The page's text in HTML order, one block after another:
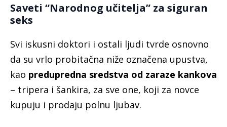
Saveti “Narodnog učitelja” za siguran
seks
Svi iskusni doktori i ostali ljudi tvrde osnovno
da su vrlo probitačna niže označena upustva,
kao predupredna sredstva od zaraze kankova
– tripera i šankira, za sve one, koji za novce
kupuju i prodaju polnu ljubav.